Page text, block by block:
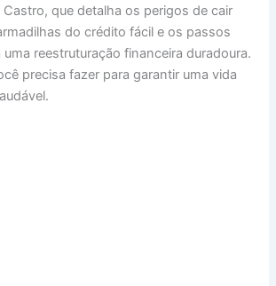
que detalha os perigos de cair
do crédito fácil e os passos
reestruturação financeira duradoura.
precisa fazer para garantir uma vida